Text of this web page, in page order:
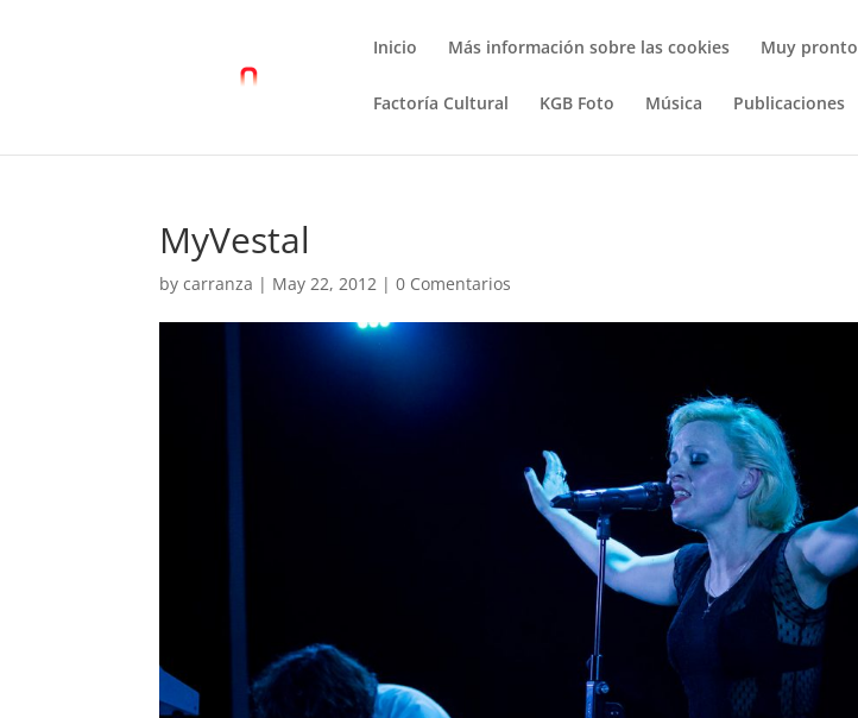
Inicio Más información sobre las cookies Muy pronto
Factoría Cultural KGB Foto Música Publicaciones
MyVestal
bycarranza | May 22, 2012 |0 Comentarios